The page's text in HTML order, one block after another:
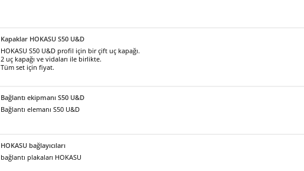
Kapaklar HOKASU S50 U&D
HOKASU S50 U&D profil için bir çift uç kapağı.
2 uç kapağı ve vidaları ile birlikte.
Tüm set için fiyat.
Bağlantı ekipmanı S50 U&D
Bağlantı elemanı S50 U&D
HOKASU bağlayıcıları
bağlantı plakaları HOKASU